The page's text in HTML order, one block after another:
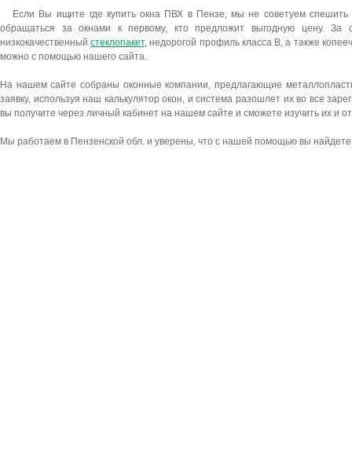
Если Вы ищите где купить окна ПВХ в Пензе, мы не советуем
обращаться за окнами к первому, кто предложит выгодную цену. За
низкокачественныйстеклопакет, недорогой профиль класса В, а также
можно с помощью нашего сайта.
На нашем сайте собраны оконные компании, предлагающие
заявку, используя наш калькулятор окон, и система разошлет их во все
вы получите через личный кабинет на нашем сайте и сможете изучить их и
Мы работаем в Пензенской обл. и уверены, что с нашей помощью вы